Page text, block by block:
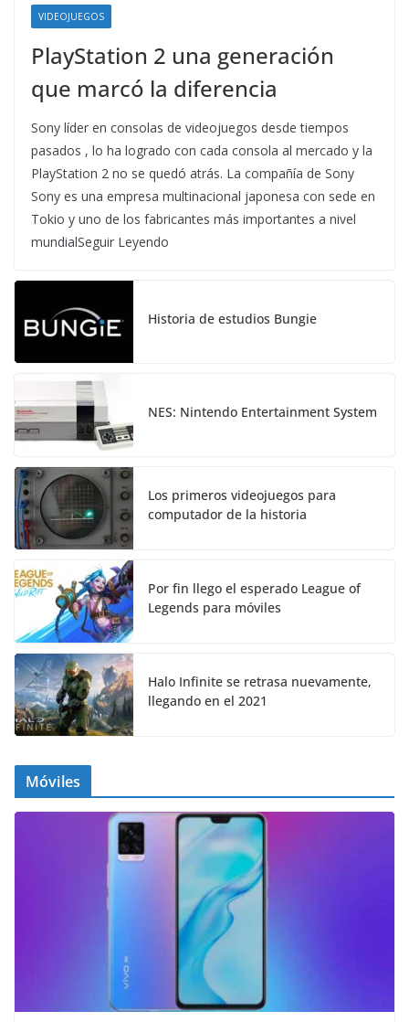
VIDEOJUEGOS
PlayStation 2 una generación
que marcó la diferencia
Sony líder en consolas de videojuegos desde tiempos
pasados , lo ha logrado con cada consola al mercado y la
PlayStation 2 no se quedó atrás. La compañía de Sony
Sony es una empresa multinacional japonesa con sede en
Tokio y uno de los fabricantes más importantes a nivel
mundialSeguir Leyendo
Historia de estudios Bungie
NES: Nintendo Entertainment System
Los primeros videojuegos para
computador de la historia
Por fin llego el esperado League of
Legends para móviles
Halo Infinite se retrasa nuevamente,
llegando en el 2021
Móviles